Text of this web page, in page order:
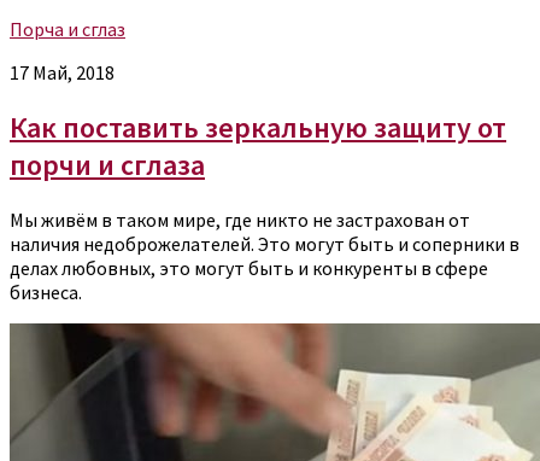
Порча и сглаз
17 Май, 2018
Как поставить зеркальную защиту от
порчи и сглаза
Мы живём в таком мире, где никто не застрахован от
наличия недоброжелателей. Это могут быть и соперники в
делах любовных, это могут быть и конкуренты в сфере
бизнеса.